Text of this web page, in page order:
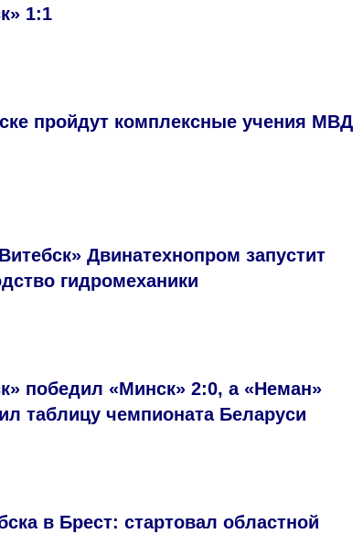
1:1
пройдут комплексные учения МВД
Двинатехнопром запустит
гидромеханики
победил «Минск» 2:0, а «Неман»
таблицу чемпионата Беларуси
в Брест: стартовал областной